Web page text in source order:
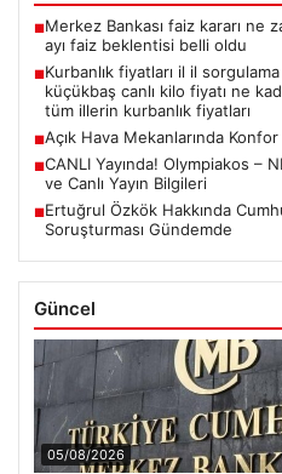
■Merkez Bankası faiz kararı ne
ayı faiz beklentisi belli oldu
■Kurbanlık fiyatları il il
küçükbaş canlı kilo fiyatı ne
tüm illerin kurbanlık fiyatları
■Açık Hava Mekanlarında
■CANLI Yayında! Olympiakos –
ve Canlı Yayın Bilgileri
■Ertuğrul Özkök Hakkında
Soruşturması Gündemde
Güncel
05/08/2026